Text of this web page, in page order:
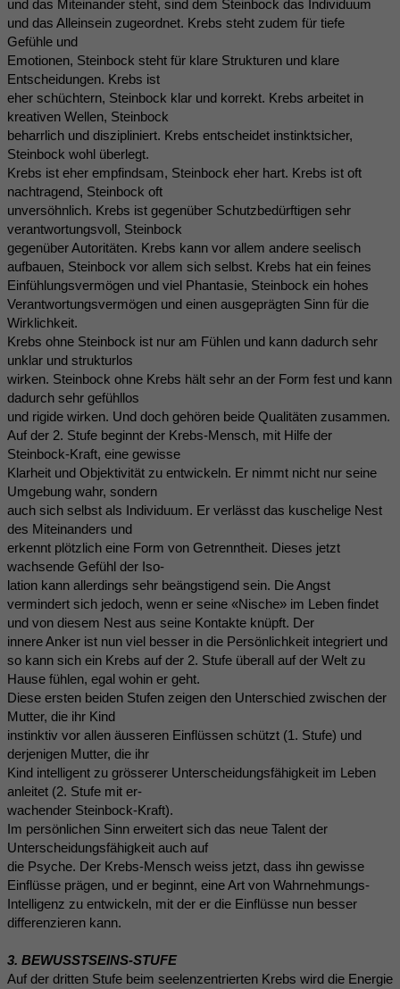
und das Miteinander steht, sind dem Steinbock das Individuum
und das Alleinsein zugeordnet. Krebs steht zudem für tiefe
Gefühle und
Emotionen, Steinbock steht für klare Strukturen und klare
Entscheidungen. Krebs ist
eher schüchtern, Steinbock klar und korrekt. Krebs arbeitet in
kreativen Wellen, Steinbock
beharrlich und diszipliniert. Krebs entscheidet instinktsicher,
Steinbock wohl überlegt.
Krebs ist eher empfindsam, Steinbock eher hart. Krebs ist oft
nachtragend, Steinbock oft
unversöhnlich. Krebs ist gegenüber Schutzbedürftigen sehr
verantwortungsvoll, Steinbock
gegenüber Autoritäten. Krebs kann vor allem andere seelisch
aufbauen, Steinbock vor allem sich selbst. Krebs hat ein feines
Einfühlungsvermögen und viel Phantasie, Steinbock ein hohes
Verantwortungsvermögen und einen ausgeprägten Sinn für die
Wirklichkeit.
Krebs ohne Steinbock ist nur am Fühlen und kann dadurch sehr
unklar und strukturlos
wirken. Steinbock ohne Krebs hält sehr an der Form fest und kann
dadurch sehr gefühllos
und rigide wirken. Und doch gehören beide Qualitäten zusammen.
Auf der 2. Stufe beginnt der Krebs-Mensch, mit Hilfe der
Steinbock-Kraft, eine gewisse
Klarheit und Objektivität zu entwickeln. Er nimmt nicht nur seine
Umgebung wahr, sondern
auch sich selbst als Individuum. Er verlässt das kuschelige Nest
des Miteinanders und
erkennt plötzlich eine Form von Getrenntheit. Dieses jetzt
wachsende Gefühl der Iso-
lation kann allerdings sehr beängstigend sein. Die Angst
vermindert sich jedoch, wenn er seine «Nische» im Leben findet
und von diesem Nest aus seine Kontakte knüpft. Der
innere Anker ist nun viel besser in die Persönlichkeit integriert und
so kann sich ein Krebs auf der 2. Stufe überall auf der Welt zu
Hause fühlen, egal wohin er geht.
Diese ersten beiden Stufen zeigen den Unterschied zwischen der
Mutter, die ihr Kind
instinktiv vor allen äusseren Einflüssen schützt (1. Stufe) und
derjenigen Mutter, die ihr
Kind intelligent zu grösserer Unterscheidungsfähigkeit im Leben
anleitet (2. Stufe mit er-
wachender Steinbock-Kraft).
Im persönlichen Sinn erweitert sich das neue Talent der
Unterscheidungsfähigkeit auch auf
die Psyche. Der Krebs-Mensch weiss jetzt, dass ihn gewisse
Einflüsse prägen, und er beginnt, eine Art von Wahrnehmungs-
Intelligenz zu entwickeln, mit der er die Einflüsse nun besser
differenzieren kann.
3. BEWUSSTSEINS-STUFE
Auf der dritten Stufe beim seelenzentrierten Krebs wird die Energie